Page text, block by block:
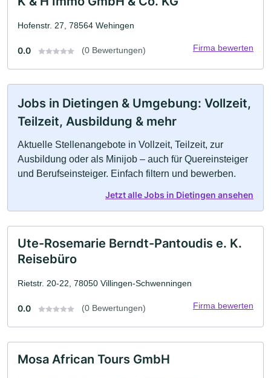
Hofenstr. 27, 78564 Wehingen
0.0 (0 Bewertungen) Firma bewerten
Jobs in Dietingen & Umgebung: Vollzeit,
Teilzeit, Ausbildung & mehr
Aktuelle Stellenangebote in Vollzeit, Teilzeit, zur
Ausbildung oder als Minijob – auch für Quereinsteiger
und Berufseinsteiger. Einfach filtern und bewerben.
Jetzt alle Jobs in Dietingen ansehen
Ute-Rosemarie Berndt-Pantoudis e. K.
Reisebüro
Rietstr. 20-22, 78050 Villingen-Schwenningen
0.0 (0 Bewertungen) Firma bewerten
Mosa African Tours GmbH